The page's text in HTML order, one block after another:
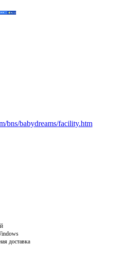
bns/babydreams/facility.htm
доставка